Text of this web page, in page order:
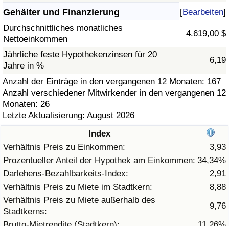
Gehälter und Finanzierung [Bearbeiten]
Durchschnittliches monatliches
Nettoeinkommen
4.619,00 $
Jährliche feste Hypothekenzinsen für 20
Jahre in %
6,19
Anzahl der Einträge in den vergangenen 12 Monaten: 167
Anzahl verschiedener Mitwirkender in den vergangenen 12
Monaten: 26
Letzte Aktualisierung: August 2026
Index
Verhältnis Preis zu Einkommen:
3,93
Prozentueller Anteil der Hypothek am Einkommen: 34,34%
Darlehens-Bezahlbarkeits-Index:
2,91
Verhältnis Preis zu Miete im Stadtkern:
8,88
Verhältnis Preis zu Miete außerhalb des
Stadtkerns:
9,76
Gesundheitsversorgung
Gesundheitsversorgungs-Index (aktuell)
Gesundheitsversorgungs-Index
Gesundheitsversorgungs-Index nach Land
Umweltverschmutzung
Umweltverschmutzungs-Index (aktuell)
Verschmutzungsindex
Umweltverschmutzungs-Index nach Land
Verkehr